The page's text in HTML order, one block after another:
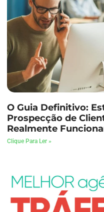
O Guia Definitivo:
Prospecção de
Realmente
Clique Para Ler »